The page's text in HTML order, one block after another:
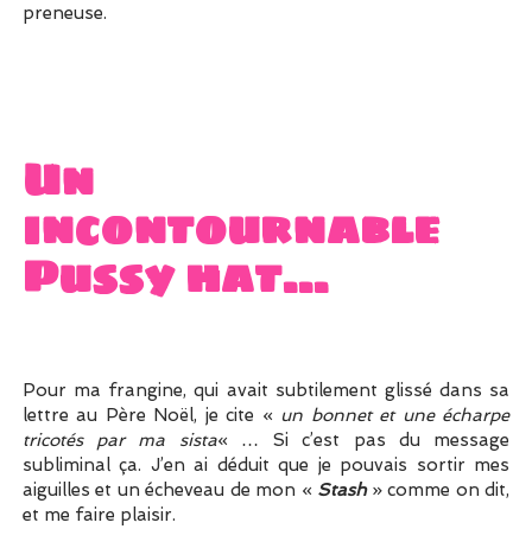
preneuse.
Un
incontournable
Pussy hat…
Pour ma frangine, qui avait subtilement glissé dans sa
lettre au Père Noël, je cite « un bonnet et une écharpe
tricotés par ma sista« … Si c’est pas du message
subliminal ça. J’en ai déduit que je pouvais sortir mes
aiguilles et un écheveau de mon « Stash» comme on dit,
et me faire plaisir.